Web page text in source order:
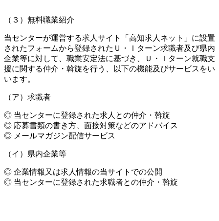
（３）無料職業紹介
当センターが運営する求人サイト「高知求人ネット」に設置
されたフォームから登録されたＵ・Ｉターン求職者及び県内
企業等に対して、職業安定法に基づき、Ｕ・Ｉターン就職支
援に関する仲介・斡旋を行う、以下の機能及びサービスをい
います。
（ア）求職者
◎ 当センターに登録された求人との仲介・斡旋
◎ 応募書類の書き方、面接対策などのアドバイス
◎ メールマガジン配信サービス
（イ）県内企業等
◎ 企業情報又は求人情報の当サイトでの公開
◎ 当センターに登録された求職者との仲介・斡旋